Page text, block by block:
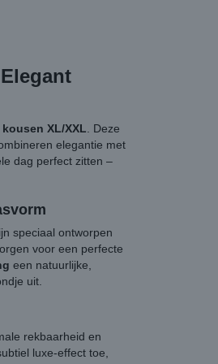
XL/XXL . Deze
elegantie met
dag perfect zitten –
speciaal ontworpen
voor een perfecte
een natuurlijke,
uit.
rekbaarheid en
luxe-effect toe,